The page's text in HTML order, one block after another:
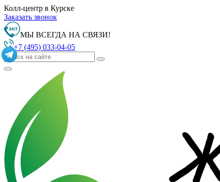
Колл-центр в Курске
Заказать звонок
МЫ ВСЕГДА НА СВЯЗИ!
+7 (495) 033-04-05